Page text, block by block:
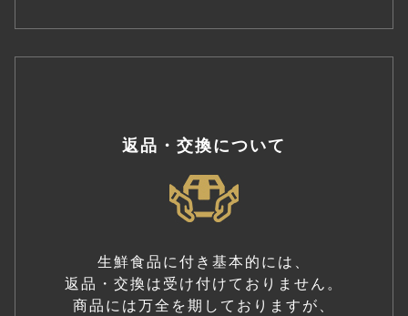
返品・交換について
生鮮食品に付き基本的には、
返品・交換は受け付けておりません。
商品には万全を期しておりますが、